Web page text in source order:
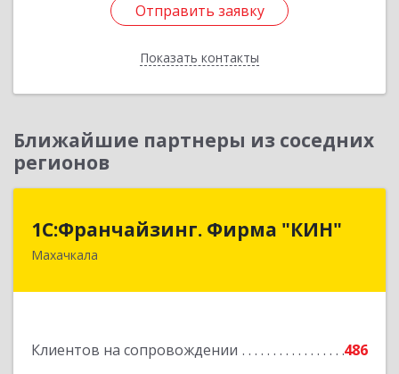
Отправить заявку
Показать контакты
Отправить заявку
Назад
Ближайшие партнеры из соседних
регионов
1С:Франчайзинг. Фирма "КИН"
Махачкала
Клиентов на сопровождении
486
1С:Франчайзинг. Фирма "КИН"
367030, Дагестан Респ, Махачкала г, И.Казака